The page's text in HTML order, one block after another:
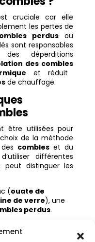
cruciale car elle
les pertes de
perdus ou
sont responsables
déperditions
des combles
et réduit
de chauffage.
être utilisées pour
de la méthode
combles et du
différentes
peut distinguer les
(ouate de
de verre), une
perdus.
pour les